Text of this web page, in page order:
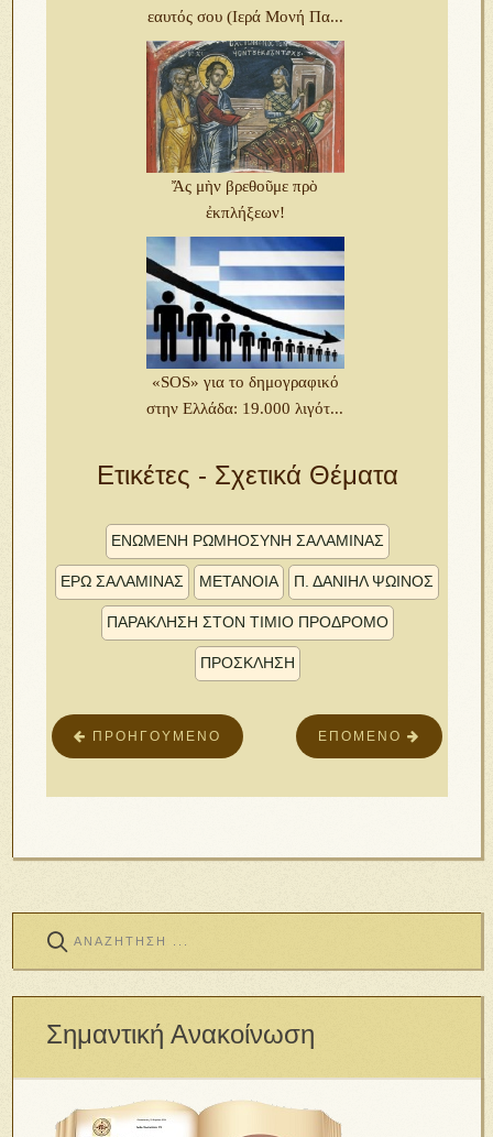
εαυτός σου (Ιερά Μονή Πα...
Ἄς μὴν βρεθοῦμε πρὸ
ἐκπλήξεων!
«SOS» για το δημογραφικό
στην Ελλάδα: 19.000 λιγότ...
Ετικέτες - Σχετικά Θέματα
ΕΝΩΜΕΝΗ ΡΩΜΗΟΣΥΝΗ ΣΑΛΑΜΙΝΑΣ
ΕΡΩ ΣΑΛΑΜΙΝΑΣ ΜΕΤΑΝΟΙΑ Π. ΔΑΝΙΉΛ ΨΩΊΝΟΣ
ΠΑΡΆΚΛΗΣΗ ΣΤῸΝ ΤΊΜΙΟ ΠΡΌΔΡΟΜΟ
ΠΡΟΣΚΛΗΣΗ
ΕΠΌΜΕΝΟ
ΠΡΟΗΓΟΎΜΕΝΟ
Σημαντική Ανακοίνωση